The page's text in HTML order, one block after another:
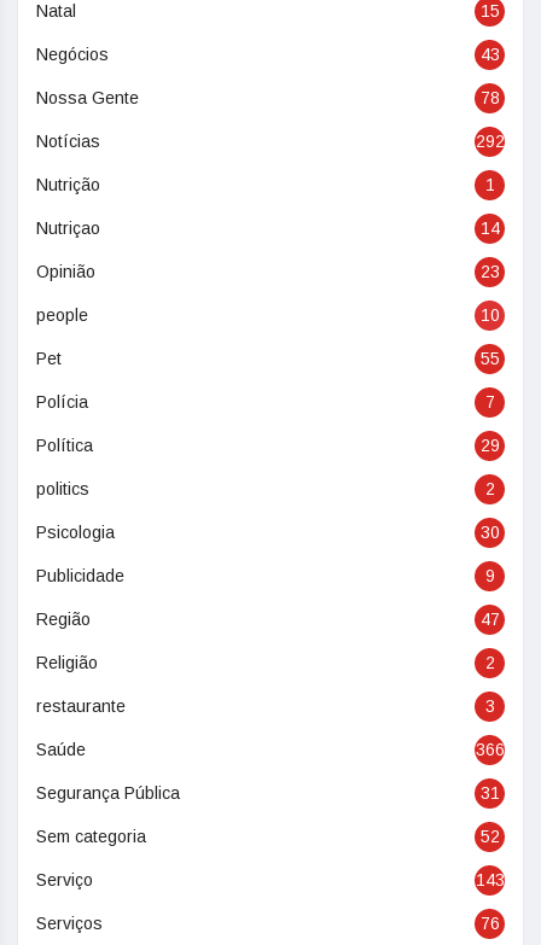
Natal 15
Negócios 43
Nossa Gente 78
Notícias 292
Nutrição 1
Nutriçao 14
Opinião 23
people 10
Pet 55
Polícia 7
Política 29
politics 2
Psicologia 30
Publicidade 9
Região 47
Religião 2
restaurante 3
Saúde 366
Segurança Pública 31
Sem categoria 52
Serviço 143
Serviços 76